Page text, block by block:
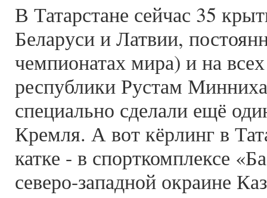
В Татарстане сейчас 35
Беларуси и Латвии,
чемпионатах мира) и на
республики Рустам
специально сделали ещё
Кремля. А вот кёрлинг в
катке - в спорткомплексе
северо-западной окраине